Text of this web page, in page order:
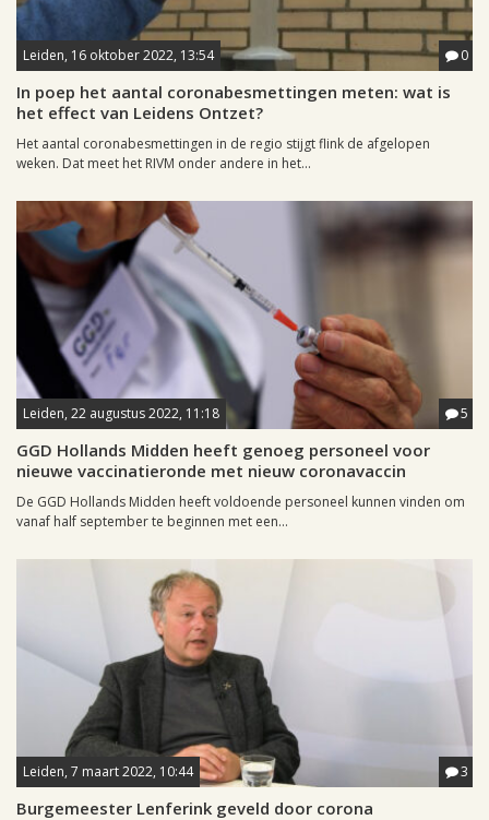
Leiden, 16 oktober 2022, 13:54 0
In poep het aantal coronabesmettingen meten: wat is
het effect van Leidens Ontzet?
Het aantal coronabesmettingen in de regio stijgt flink de afgelopen
weken. Dat meet het RIVM onder andere in het...
Leiden, 22 augustus 2022, 11:18 5
GGD Hollands Midden heeft genoeg personeel voor
nieuwe vaccinatieronde met nieuw coronavaccin
De GGD Hollands Midden heeft voldoende personeel kunnen vinden om
vanaf half september te beginnen met een...
Leiden, 7 maart 2022, 10:44 3
Burgemeester Lenferink geveld door corona